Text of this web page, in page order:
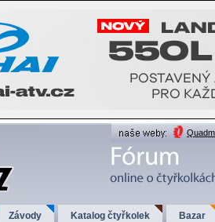
Závody Katalog čtyřkolek Bazar